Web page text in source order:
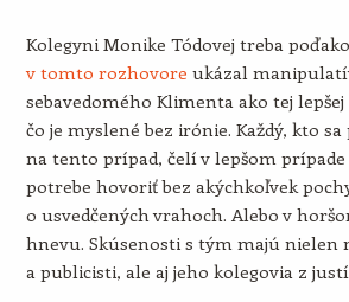
Kolegyni Monike Tódovej treba
v tomto rozhovore ukázal
sebavedomého Klimenta ako tej
čo je myslené bez irónie. Každý, kto
na tento prípad, čelí v lepšom prípade
potrebe hovoriť bez akýchkoľvek
o usvedčených vrahoch. Alebo v
hnevu. Skúsenosti s tým majú nielen
a publicisti, ale aj jeho kolegovia z